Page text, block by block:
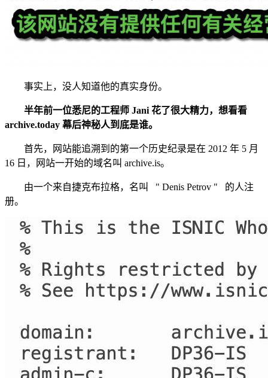
事实上，没人知道他的真实身份。
半年前一位悉尼的工程师 Jani 花了很大精力，想看看
archive.today 幕后神秘人到底是谁。
首先，网站能追溯到的第一个历史纪录是在 2012 年 5 月
16 日，网站一开始的域名叫 archive.is。
由一个来自捷克布拉格，名叫 " Denis Petrov " 的人注
册。